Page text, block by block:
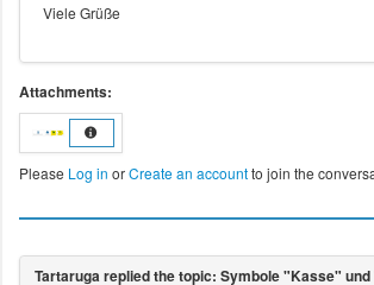
Viele Grüße
Attachments:
Please Log in orCreate an accountto join the